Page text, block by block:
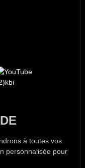
à toutes vos
personnalisée pour